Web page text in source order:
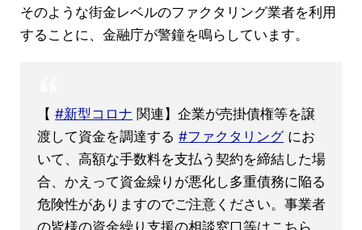
そのような街金レベルのファクタリング業者を利用
することに、金融庁が警鐘を鳴らしています。
【 #新型コロナ 関連】企業が売掛債権等を譲
渡して資金を調達する #ファクタリングにお
いて、高額な手数料を支払う契約を締結した場
合、かえって資金繰りが悪化し多重債務に陥る
危険性がありますのでご注意ください。事業者